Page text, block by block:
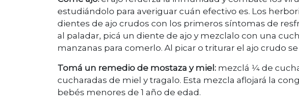
estudiándolo para averiguar cuán efectivo es. Los
dientes de ajo crudos con los primeros síntomas de
al paladar, picá un diente de ajo y mezclalo con una
manzanas para comerlo. Al picar o triturar el ajo crudo
Tomá un remedio de mostaza y miel: mezclá 1⁄4 de
cucharadas de miel y tragalo. Esta mezcla aflojará la
bebés menores de 1 año de edad.